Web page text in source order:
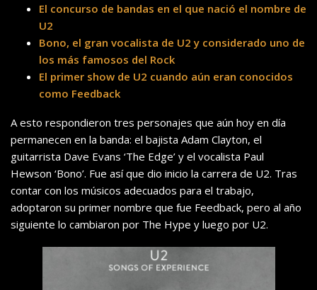
El concurso de bandas en el que nació el nombre de
U2
Bono, el gran vocalista de U2 y considerado uno de
los más famosos del Rock
El primer show de U2 cuando aún eran conocidos
como Feedback
A esto respondieron tres personajes que aún hoy en día
permanecen en la banda: el bajista Adam Clayton, el
guitarrista Dave Evans ‘The Edge’ y el vocalista Paul
Hewson ‘Bono’. Fue así que dio inicio la carrera de U2. Tras
contar con los músicos adecuados para el trabajo,
adoptaron su primer nombre que fue Feedback, pero al año
siguiente lo cambiaron por The Hype y luego por U2.